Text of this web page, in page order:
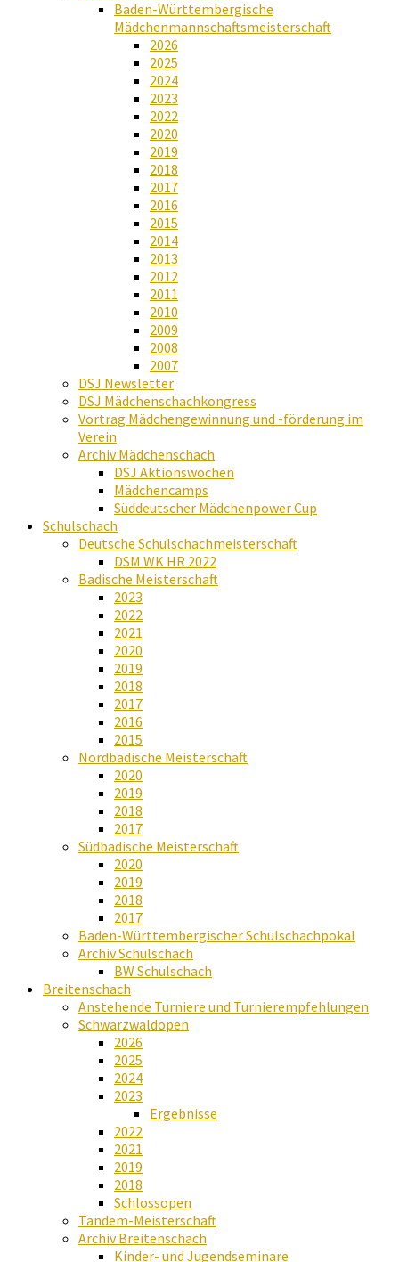
Baden-Württembergische
Mädchenmannschaftsmeisterschaft
2026
2025
2024
2023
2022
2020
2019
2018
2017
2016
2015
2014
2013
2012
2011
2010
2009
2008
2007
DSJ Newsletter
DSJ Mädchenschachkongress
Vortrag Mädchengewinnung und -förderung im
Verein
Archiv Mädchenschach
DSJ Aktionswochen
Mädchencamps
Süddeutscher Mädchenpower Cup
Schulschach
Deutsche Schulschachmeisterschaft
DSM WK HR 2022
Badische Meisterschaft
2023
2022
2021
2020
2019
2018
2017
2016
2015
Nordbadische Meisterschaft
2020
2019
2018
2017
Südbadische Meisterschaft
2020
2019
2018
2017
Baden-Württembergischer Schulschachpokal
Archiv Schulschach
BW Schulschach
Breitenschach
Anstehende Turniere und Turnierempfehlungen
Schwarzwaldopen
2026
2025
2024
2023
Ergebnisse
2022
2021
2019
2018
Schlossopen
Tandem-Meisterschaft
Archiv Breitenschach
Kinder- und Jugendseminare